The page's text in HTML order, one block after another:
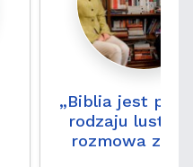
„Biblia jest
rodzaju
rozmowa z ks.